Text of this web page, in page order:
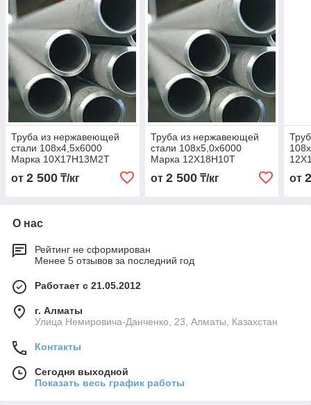
Труба из нержавеющей
стали 108х4,5х6000
Марка 10Х17Н13М2Т
от 2 500 ₸/кг
Труба из нержавеющей
стали 108х5,0х6000
Марка 12Х18Н10Т
от 2 500₸/кг от
О нас
Рейтинг не сформирован
Менее 5 отзывов за последний год
Работает с 21.05.2012
г. Алматы
Улица Немировича-Данченко, 23, Алматы, Казахстан
Контакты
Сегодня выходной
Показать весь график работы